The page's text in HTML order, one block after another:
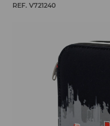
REF. V721240